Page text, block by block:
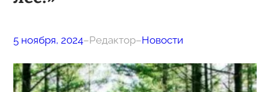
5 ноября, 2024–Редактор–Новости